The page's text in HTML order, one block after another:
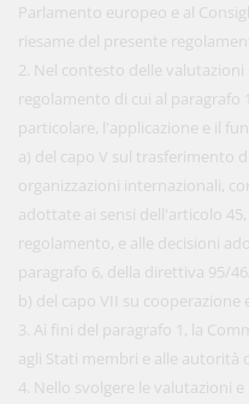
Parlamento europeo e al
riesame del presente
2. Nel contesto delle
regolamento di cui al paragrafo
particolare, l'applicazione e il
a) del capo V sul trasferimento
organizzazioni internazionali,
adottate ai sensi dell'articolo
regolamento, e alle decisioni
paragrafo 6, della direttiva 95/
b) del capo VII su cooperazione
3. Ai fini del paragrafo 1, la
agli Stati membri e alle autorità
4. Nello svolgere le valutazioni